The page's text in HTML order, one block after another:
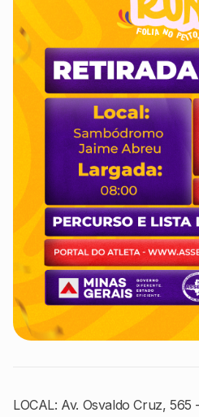
LOCAL: Av. Osvaldo Cruz,